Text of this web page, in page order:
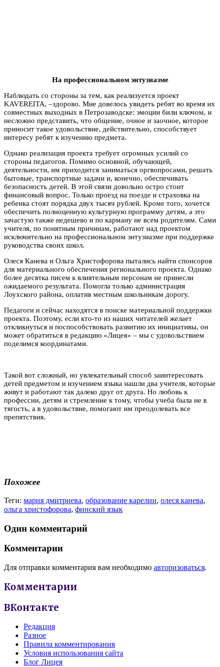
На профессиональном энтузиазме
Наблюдать со стороны за тем, как реализуется проект
KAVEREITA, –здорово. Мне довелось увидеть ребят во время их
совместных выходных в Петрозаводске: эмоции били ключом, и
несложно представить, что общение, очное и заочное, которое
приносит такое удовольствие, действительно, способствует
интересу ребят к изучению предмета.
Однако реализация проекта требует огромных усилий со
стороны педагогов. Помимо основной, обучающей,
деятельности, им приходится заниматься оргвопросами, решать
бытовые, транспортные задачи и, конечно, обеспечивать
безопасность детей. В этой связи довольно остро стоит
финансовый вопрос. Только проезд на поезде и страховка на
ребенка стоят порядка двух тысяч рублей. Кроме того, хочется
обеспечить полноценную культурную программу детям, а это
зачастую также недешево и по карману не всем родителям. Сами
учителя, по понятным причинам, работают над проектом
исключительно на профессиональном энтузиазме при поддержке
руководства своих школ.
Олеся Канева и Ольга Христофорова пытались найти спонсоров
для материального обеспечения регионального проекта. Однако
более десятка писем к влиятельным персонам не принесли
ожидаемого результата. Помогла только администрация
Лоухского района, оплатив местным школьникам дорогу.
Педагоги и сейчас находятся в поиске материальной поддержки
проекта. Поэтому, если кто-то из наших читателей желает
откликнуться и поспособствовать развитию их инициативы, он
может обратиться в редакцию «Лицея» – мы с удовольствием
поделимся координатами.
Такой вот сложный, но увлекательный способ заинтересовать
детей предметом и изучением языка нашли два учителя, которые
живут и работают так далеко друг от друга. Но любовь к
профессии, детям и стремление к тому, чтобы учеба была не в
тягость, а в удовольствие, помогают им преодолевать все
препятствия.
Похожее
Теги: мария дмитриева, образование карелии, олеся канева,
ольга христофорова, финский язык
Один комментарий
Комментарии
Для отправки комментария вам необходимо авторизоваться.
Комментарии
ВКонтакте
Редакция
Разное
Правила комментирования
Условия использования сайта
Блог Лицея